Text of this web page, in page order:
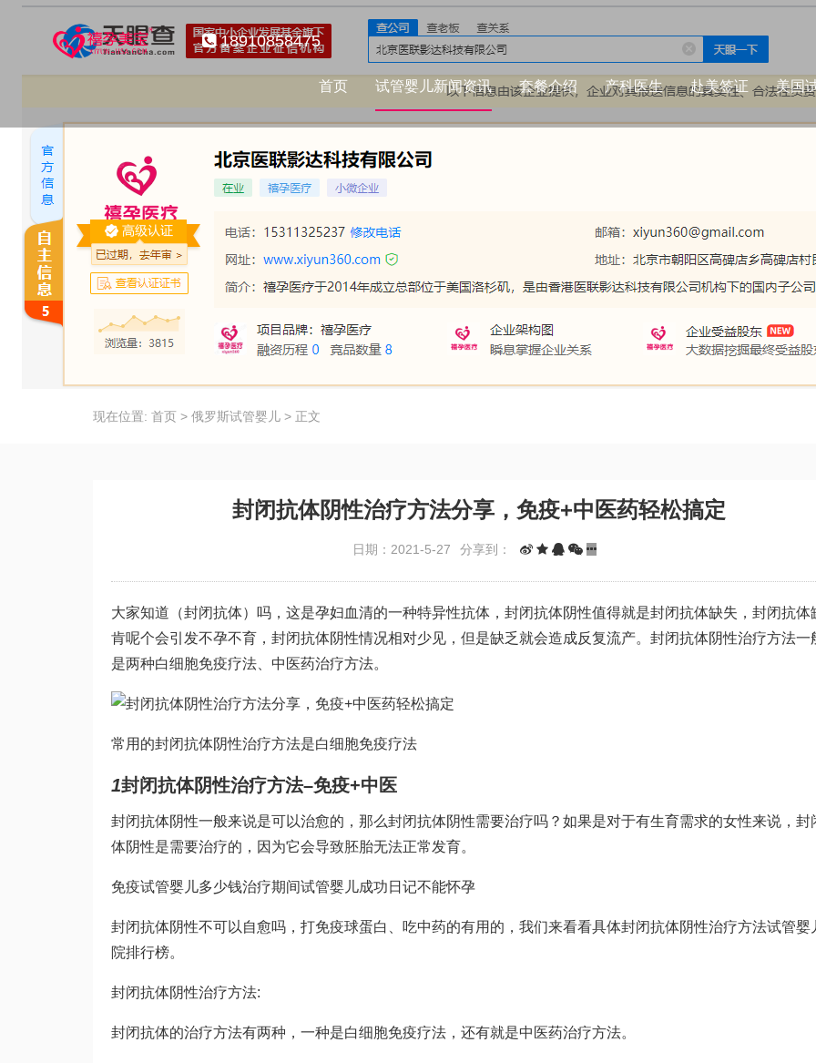
18910858475
首页 试管婴儿新闻资讯 套餐介绍 产科医生 赴美签证 美国
现在位置: 首页 > 俄罗斯试管婴儿 > 正文
封闭抗体阴性治疗方法分享，免疫+中医药轻松搞定
日期：2021-5-27 分享到：
大家知道（封闭抗体）吗，这是孕妇血清的一种特异性抗体，封闭抗体阴性值得就是封闭抗体缺失，封闭抗体
肯呢个会引发不孕不育，封闭抗体阴性情况相对少见，但是缺乏就会造成反复流产。封闭抗体阴性治疗方法一
是两种白细胞免疫疗法、中医药治疗方法。
常用的封闭抗体阴性治疗方法是白细胞免疫疗法
1封闭抗体阴性治疗方法–免疫+中医
封闭抗体阴性一般来说是可以治愈的，那么封闭抗体阴性需要治疗吗？如果是对于有生育需求的女性来说，封
体阴性是需要治疗的，因为它会导致胚胎无法正常发育。
免疫试管婴儿多少钱治疗期间试管婴儿成功日记不能怀孕
封闭抗体阴性不可以自愈吗，打免疫球蛋白、吃中药的有用的，我们来看看具体封闭抗体阴性治疗方法试管婴
院排行榜。
封闭抗体阴性治疗方法:
封闭抗体的治疗方法有两种，一种是白细胞免疫疗法，还有就是中医药治疗方法。